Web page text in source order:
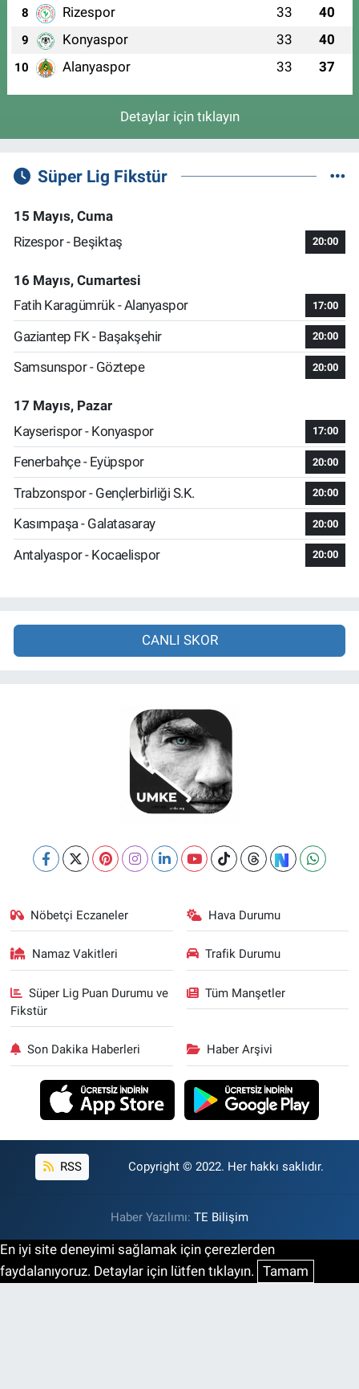
8 Rizespor 33 40
9 Konyaspor 33 40
10 Alanyaspor 33 37
Detaylar için tıklayın
Süper Lig Fikstür
15 Mayıs, Cuma
Rizespor - Beşiktaş
20:00
16 Mayıs, Cumartesi
Fatih Karagümrük - Alanyaspor
17:00
Gaziantep FK - Başakşehir 20:00
Samsunspor - Göztepe 20:00
17 Mayıs, Pazar
Kayserispor - Konyaspor
17:00
Fenerbahçe - Eyüpspor 20:00
Trabzonspor - Gençlerbirliği S.K. 20:00
Kasımpaşa - Galatasaray 20:00
Antalyaspor - Kocaelispor 20:00
CANLI SKOR
Nöbetçi Eczaneler Hava Durumu
Namaz Vakitleri Trafik Durumu
Süper Lig Puan Durumu ve
Fikstür
Tüm Manşetler
Son Dakika Haberleri Haber Arşivi
RSS Copyright © 2022. Her hakkı saklıdır.
Haber Yazılımı: TE Bilişim
En iyi site deneyimi sağlamak için çerezlerden
faydalanıyoruz. Detaylar için lütfen tıklayın. Tamam